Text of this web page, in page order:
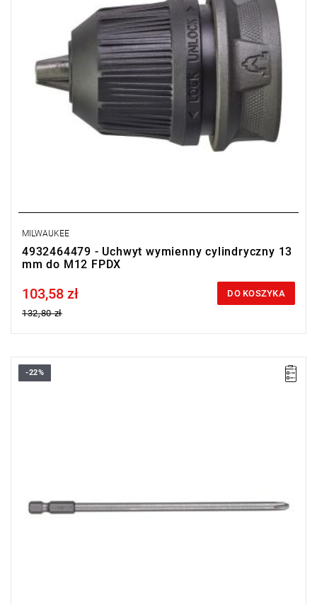
MILWAUKEE
4932464479 - Uchwyt wymienny cylindryczny 13
mm do M12 FPDX
Price tax included
103,58 zł
132,80 zł
DO KOSZYKA
• Ilość w opakowaniu: 3
-22%